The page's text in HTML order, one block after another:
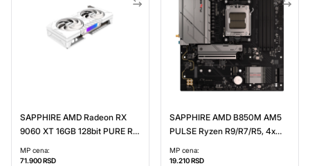
SAPPHIRE AMD Radeon RX
9060 XT 16GB 128bit PURE RX
9060 XT GAMING OC 16GB
(11350-02-20G) grafička karta
MP cena:
71.900RSD
SAPPHIRE AMD B850M AM5
PULSE Ryzen R9/R7/R5, 4x
DDR5 7600MHz, PCIE 4.0 x16,
1x M.2 Gen5, 1x M.2 Gen4, LAN
MP cena:
19.210RSD